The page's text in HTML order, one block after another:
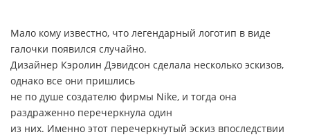
Мало кому известно, что легендарный логотип в виде
галочки появился случайно.
Дизайнер Кэролин Дэвидсон сделала несколько эскизов,
однако все они пришлись
не по душе создателю фирмы Nike, и тогда она
раздраженно перечеркнула один
из них. Именно этот перечеркнутый эскиз впоследствии